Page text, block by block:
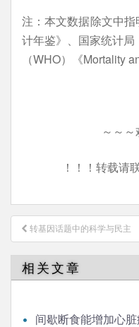
注：本文数据除文中
计年鉴》、国家统计
（WHO）《Mortality
～～
！！！转载请
文
章
导
航
转基因话题中的科学与民主
相关文章
间歇断食能增加心